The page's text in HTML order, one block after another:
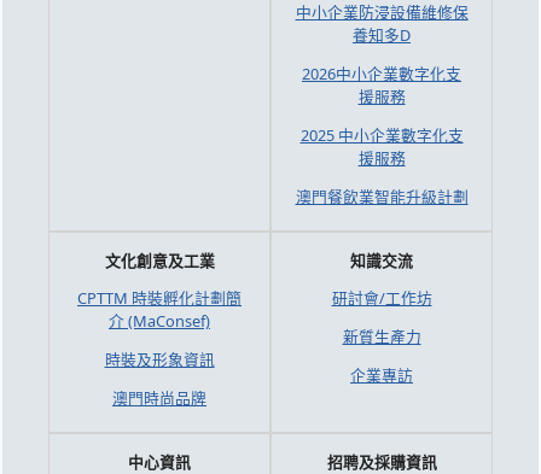
中小企業防浸設備維修保
養知多D
2026中小企業數字化支
援服務
2025 中小企業數字化支
援服務
澳門餐飲業智能升級計劃
文化創意及工業
CPTTM 時裝孵化計劃簡
介 (MaConsef)
時裝及形象資訊
澳門時尚品牌
知識交流
研討會/工作坊
新質生產力
企業專訪
中心資訊
招聘及採購資訊